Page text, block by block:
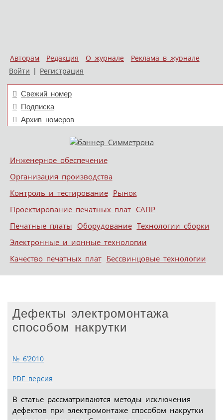
Авторам Редакция О журнале
Реклама в журнале
Войти | Регистрация
Свежий номер
Подписка
Архив номеров
Меню
Skip to content
Инженерное обеспечение
Организация производства
Контроль и тестирование Рынок
Проектирование печатных плат САПР
Печатные платы Оборудование Технологии сборки
Электронные и ионные технологии
Качество печатных плат Бессвинцовые технологии
Дефекты электромонтажа
способом накрутки
№ 6’2010
PDF версия
В статье рассматриваются методы исключения
дефектов при электромонтаже способом накрутки